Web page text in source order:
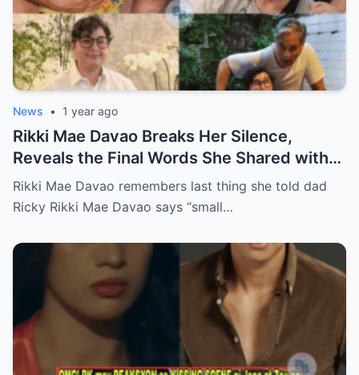
News • 1 year ago
Rikki Mae Davao Breaks Her Silence,
Reveals the Final Words She Shared with
Her Father Ricky Davao Before His Passing
— A Tearful Memory That Continues to
Message Behind Their Last Conversation
Rikki Mae Davao remembers last thing she told dad
Ricky Rikki Mae Davao says “small…